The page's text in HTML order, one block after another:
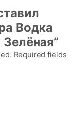
Водка
Required fields